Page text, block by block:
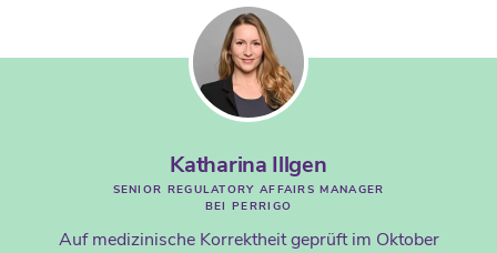
Katharina Illgen
SENIOR REGULATORY AFFAIRS MANAGER
BEI PERRIGO
Auf medizinische Korrektheit geprüft im Oktober